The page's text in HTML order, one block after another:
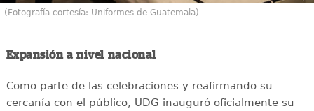
(Fotografía cortesía: Uniformes de Guatemala)
Expansión a nivel nacional
Como parte de las celebraciones y reafirmando su
cercanía con el público, UDG inauguró oficialmente su